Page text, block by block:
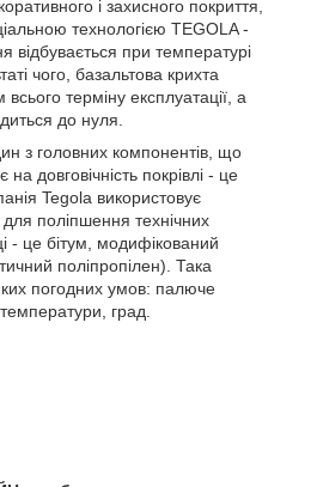
і захисного покриття,
технологією TEGOLA -
відбувається при температурі
чого, базальтова крихта
всього терміну експлуатації, а
до нуля.
з головних компонентів, що
довговічність покрівлі - це
Tegola використовує
поліпшення технічних
- це бітум, модифікований
поліпропілен). Така
погодних умов: палюче
град.